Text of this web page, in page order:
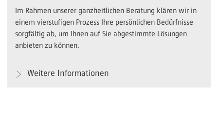
Im Rahmen unserer ganzheitlichen Beratung klären wir in
einem vierstufigen Prozess Ihre persönlichen Bedürfnisse
sorgfältig ab, um Ihnen auf Sie abgestimmte Lösungen
anbieten zu können.
Weitere Informationen